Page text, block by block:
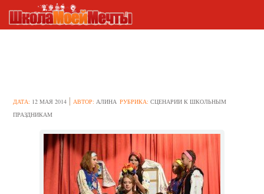
ДАТА: 12 МАЯ 2014 АВТОР:АЛИНА РУБРИКА:СЦЕНАРИИ К ШКОЛЬНЫМ
ПРАЗДНИКАМ